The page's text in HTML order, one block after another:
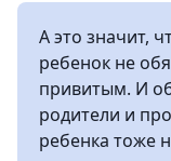
А это значит,
ребенок не
привитым. И
родители и
ребенка тоже